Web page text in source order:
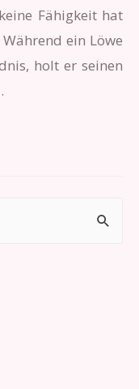
Fähigkeit hat
ein Löwe
holt er seinen